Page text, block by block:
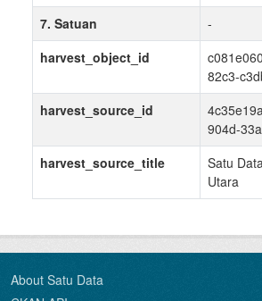
7. Satuan
-
harvest_object_id
82c3-
harvest_source_id
904d-
harvest_source_title
Satu
Utara
About Satu Data